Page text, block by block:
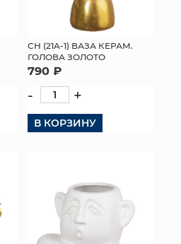
СН (21A-1) ВАЗА КЕРАМ.
ГОЛОВА ЗОЛОТО
790 ₽
- +
В КОРЗИНУ